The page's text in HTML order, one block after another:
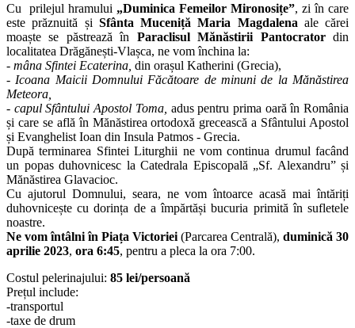
Cu prilejul hramului „Duminica Femeilor Mironosițe”, zi în care
este prăznuită și Sfânta Muceniță Maria Magdalena ale cărei
moaște se păstrează în Paraclisul Mănăstirii Pantocratordin
localitatea Drăgănești-Vlașca, ne vom închina la:
- mâna Sfintei Ecaterina, din orașul Katherini (Grecia),
- Icoana Maicii Domnului Făcătoare de minuni de la Mănăstirea
Meteora,
- capul Sfântului Apostol Toma, adus pentru prima oară în România
și care se află în Mănăstirea ortodoxă grecească a Sfântului Apostol
și Evanghelist Ioan din Insula Patmos - Grecia.
După terminarea Sfintei Liturghii ne vom continua drumul facând
un popas duhovnicesc la Catedrala Episcopală „Sf. Alexandru” și
Mănăstirea Glavacioc.
Cu ajutorul Domnului, seara, ne vom întoarce acasă mai întăriți
duhovnicește cu dorința de a împărtăși bucuria primită în sufletele
noastre.
Ne vom întâlni în Piața Victoriei (Parcarea Centrală), duminică 30
aprilie 2023, ora 6:45, pentru a pleca la ora 7:00.
Costul pelerinajului: 85 lei/persoană
Prețul include:
-transportul
-taxe de drum